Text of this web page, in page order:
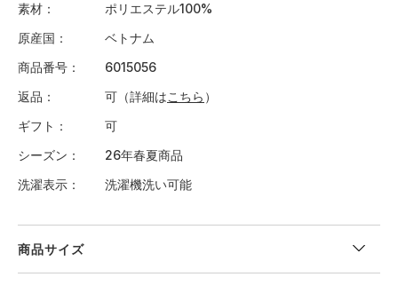
素材
ポリエステル100%
原産国
ベトナム
商品番号
6015056
返品
可（詳細はこちら ）
ギフト
可
シーズン
26年春夏商品
洗濯表示
洗濯機洗い可能
商品サイズ